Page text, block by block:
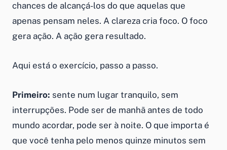
chances de alcançá-los do que aquelas que
apenas pensam neles. A clareza cria foco. O foco
gera ação. A ação gera resultado.
Aqui está o exercício, passo a passo.
Primeiro: sente num lugar tranquilo, sem
interrupções. Pode ser de manhã antes de todo
mundo acordar, pode ser à noite. O que importa é
que você tenha pelo menos quinze minutos sem